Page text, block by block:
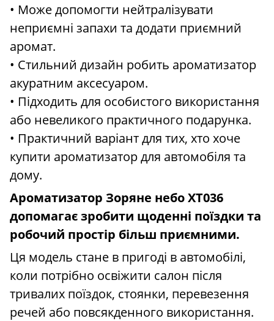
• Може допомогти нейтралізувати
неприємні запахи та додати приємний
аромат.
• Стильний дизайн робить ароматизатор
акуратним аксесуаром.
• Підходить для особистого використання
або невеликого практичного подарунка.
• Практичний варіант для тих, хто хоче
купити ароматизатор для автомобіля та
дому.
Ароматизатор Зоряне небо XT036
допомагає зробити щоденні поїздки та
робочий простір більш приємними.
Ця модель стане в пригоді в автомобілі,
коли потрібно освіжити салон після
тривалих поїздок, стоянки, перевезення
речей або повсякденного використання.